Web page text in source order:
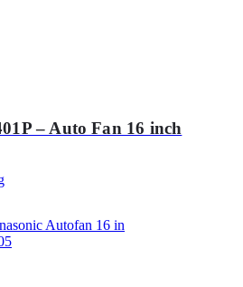
– Auto Fan 16 inch